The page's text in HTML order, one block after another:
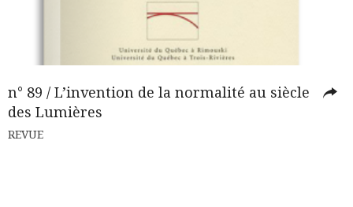
n° 89 / L’invention de la normalité au siècle
des Lumières
REVUE